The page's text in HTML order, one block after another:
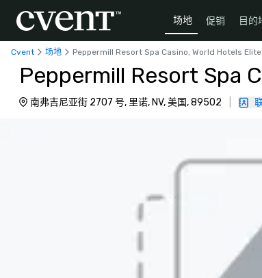
场地 促销 目的
Cvent 场地 Peppermill Resort Spa Casino, World Hotels Elite
Peppermill Resort Spa
南弗吉尼亚街 2707 号, 里诺, NV, 美国, 89502